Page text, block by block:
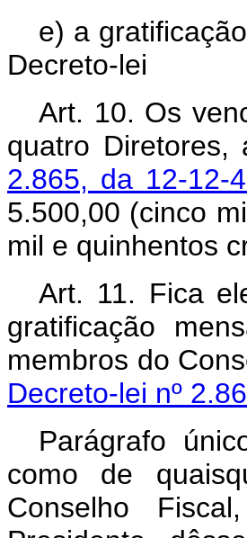
e) a
Decreto-lei
Art. 10. Os
quatro
2.865, da 12-12-
5.500,00 (cinco
mil e
Art. 11. Fica
gratificação
membros do
Decreto-lei nº
Parágrafo
como de
Conselho